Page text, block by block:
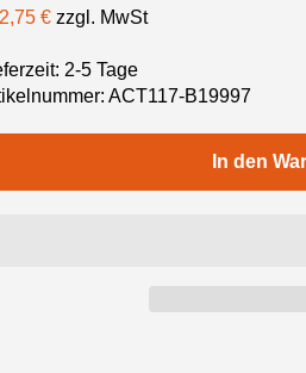
€zzgl. MwSt
2-5 Tage
ACT117-B19997
In den